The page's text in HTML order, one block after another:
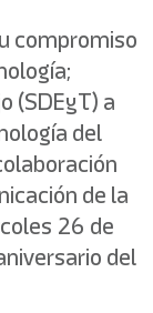
compromiso
(SDEyT) a
del
de la
26 de
del